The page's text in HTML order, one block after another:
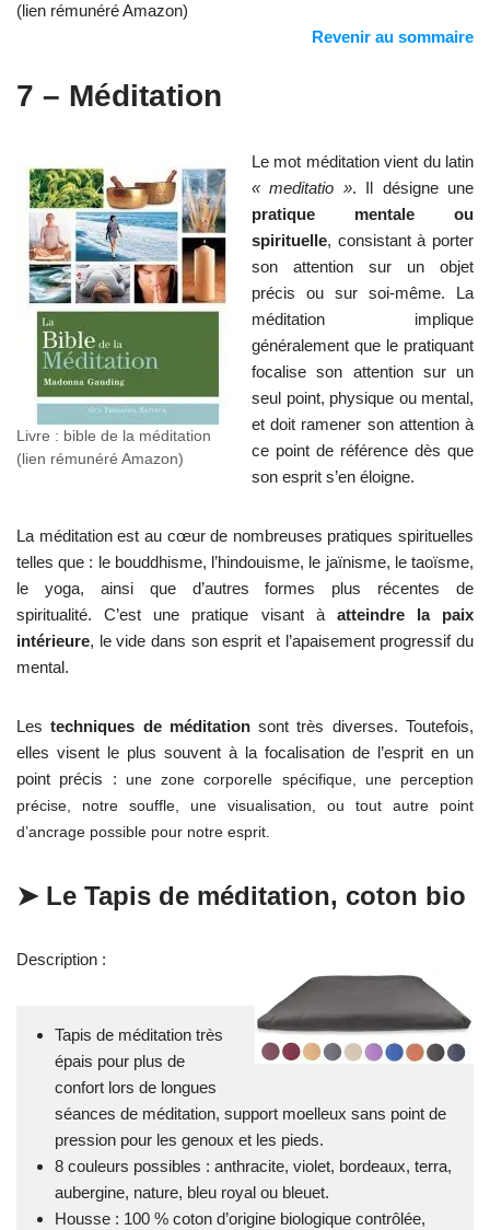
(lien rémunéré Amazon)
Revenir au sommaire
7 – Méditation
Livre : bible de la méditation
(lien rémunéré Amazon)
Le mot méditation vient du latin
« meditatio ». Il désigne une
pratique mentale ou
spirituelle, consistant à porter
son attention sur un objet
précis ou sur soi-même. La
méditation implique
généralement que le pratiquant
focalise son attention sur un
seul point, physique ou mental,
et doit ramener son attention à
ce point de référence dès que
son esprit s’en éloigne.
La méditation est au cœur de nombreuses pratiques spirituelles
telles que : le bouddhisme, l’hindouisme, le jaïnisme, le taoïsme,
le yoga, ainsi que d’autres formes plus récentes de
spiritualité. C’est une pratique visant à atteindre la paix
intérieure, le vide dans son esprit et l’apaisement progressif du
mental.
Lestechniques de méditationsont très diverses. Toutefois,
elles visent le plus souvent à la focalisation de l’esprit en un
point précis :
une zone corporelle spécifique, une perception
précise, notre souffle, une visualisation, ou tout autre point
d’ancrage possible pour notre esprit.
➤ Le Tapis de méditation, coton bio
Description :
Tapis de méditation très
épais pour plus de
confort lors de longues
séances de méditation, support moelleux sans point de
pression pour les genoux et les pieds.
8 couleurs possibles : anthracite, violet, bordeaux, terra,
aubergine, nature, bleu royal ou bleuet.
Housse : 100 % coton d’origine biologique contrôlée,